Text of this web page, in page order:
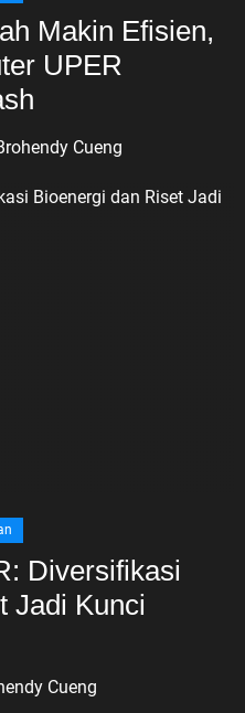
Makin Efisien,
UPER
Cueng
Diversifikasi
Jadi Kunci
Cueng